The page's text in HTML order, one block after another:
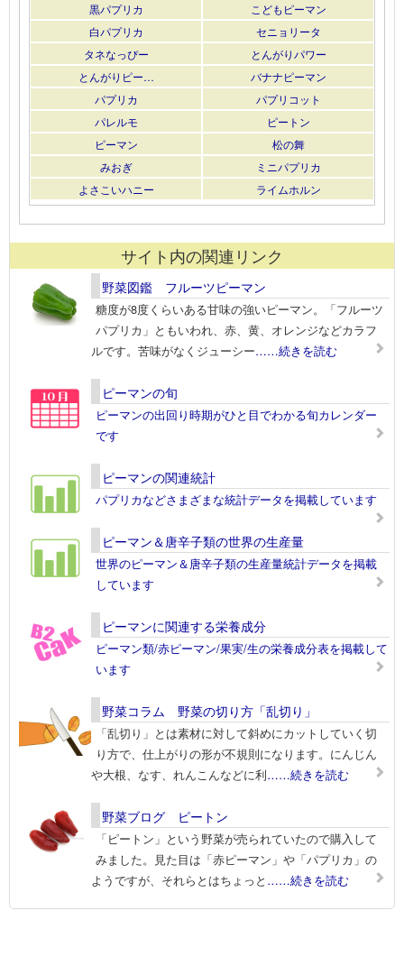
黒パプリカ
こどもピーマン
白パプリカ
セニョリータ
タネなっぴー
とんがりパワー
とんがりピー…
バナナピーマン
パプリカ
パプリコット
パレルモ
ピートン
ピーマン
松の舞
みおぎ
ミニパプリカ
よさこいハニー
ライムホルン
サイト内の関連リンク
野菜図鑑 フルーツピーマン
糖度が8度くらいある甘味の強いピーマン。「フルーツ
パプリカ」ともいわれ、赤、黄、オレンジなどカラフ
ルです。苦味がなくジューシー……続きを読む
ピーマンの旬
ピーマンの出回り時期がひと目でわかる旬カレンダー
です
ピーマンの関連統計
パプリカなどさまざまな統計データを掲載しています
ピーマン＆唐辛子類の世界の生産量
世界のピーマン＆唐辛子類の生産量統計データを掲載
しています
ピーマンに関連する栄養成分
ピーマン類/赤ピーマン/果実/生の栄養成分表を掲載して
います
野菜コラム 野菜の切り方「乱切り」
「乱切り」とは素材に対して斜めにカットしていく切
り方で、仕上がりの形が不規則になります。にんじん
や大根、なす、れんこんなどに利……続きを読む
野菜ブログ ピートン
「ピートン」という野菜が売られていたので購入して
みました。見た目は「赤ピーマン」や「パプリカ」の
ようですが、それらとはちょっと ……続きを読む